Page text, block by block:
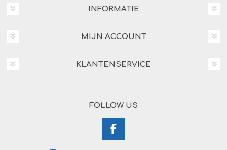
INFORMATIE
MIJN ACCOUNT
KLANTENSERVICE
FOLLOW US